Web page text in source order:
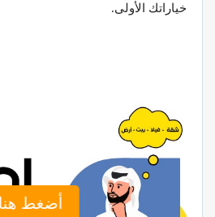
خياراتك الأولى.
أضغط هنا